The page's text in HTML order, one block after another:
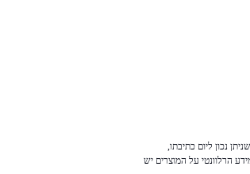
נכון ליום כתיבתו,
הרלוונטי על המוצרים יש